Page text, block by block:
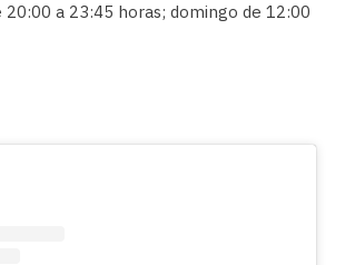
20:00 a 23:45 horas; domingo de 12:00